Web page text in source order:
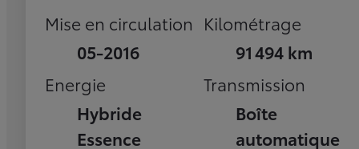
Mise en circulation
05-2016
Kilométrage
91 494 km
Energie
Hybride
Essence
Transmission
Boîte
automatique